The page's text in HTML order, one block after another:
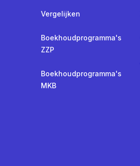
Vergelijken
Boekhoudprogramma's
ZZP
Boekhoudprogramma's
MKB